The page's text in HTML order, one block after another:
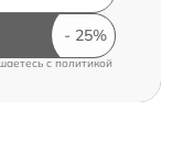
cполитикой